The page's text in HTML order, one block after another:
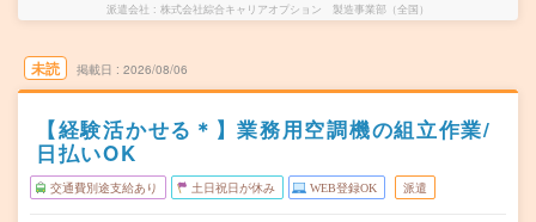
派遣会社 株式会社綜合キャリアオプション 製造事業部（全国）
未読 掲載日 2026/08/06
【経験活かせる＊】業務用空調機の組立作業/
日払いOK
交通費別途支給あり 土日祝日が休み WEB登録OK 派遣